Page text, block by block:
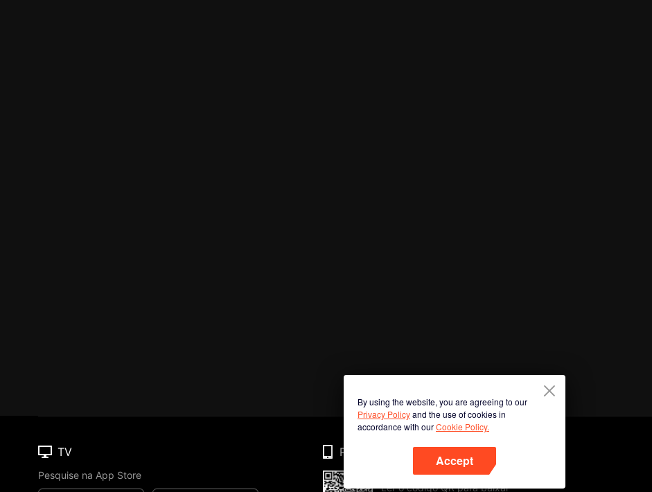
By using the website, you are agreeing to our
Privacy Policyand the use of cookies in
accordance with ourCookie Policy.
Accept
TV
Pesquise na App Store
Phone
Ler o código QR para baixar